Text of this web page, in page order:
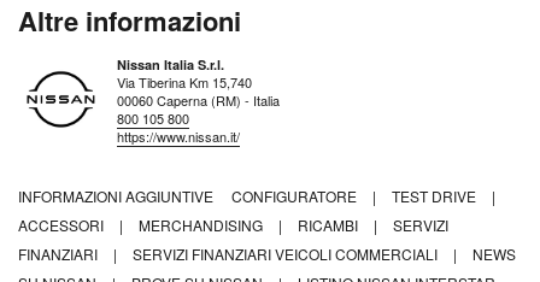
Altre informazioni
Nissan Italia S.r.l.
Via Tiberina Km 15,740
00060 Caperna (RM) - Italia
800 105 800
https://www.nissan.it/
INFORMAZIONI AGGIUNTIVE CONFIGURATORE | TEST DRIVE
|
ACCESSORI
| MERCHANDISING | RICAMBI |
SERVIZI
FINANZIARI
| SERVIZI FINANZIARI VEICOLI COMMERCIALI |
NEWS